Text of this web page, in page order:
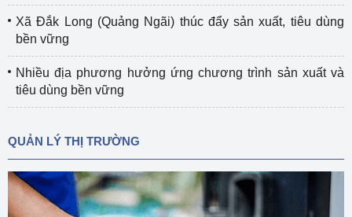
Xã Đắk Long (Quảng Ngãi) thúc đẩy sản xuất, tiêu dùng
bền vững
Nhiều địa phương hưởng ứng chương trình sản xuất và
tiêu dùng bền vững
QUẢN LÝ THỊ TRƯỜNG